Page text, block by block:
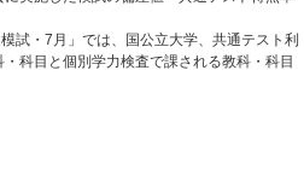
・7月」では、国公立大学、共通テスト利
科目と個別学力検査で課される教科・科目